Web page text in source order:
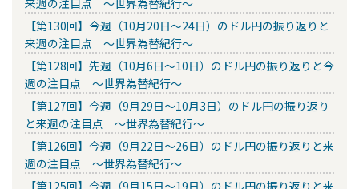
【第130回】今週（10月20日～24日）のドル円の振り返りと
来週の注目点 ～世界為替紀行～
【第128回】先週（10月6日～10日）のドル円の振り返りと今
週の注目点 ～世界為替紀行～
【第127回】今週（9月29日～10月3日）のドル円の振り返り
と来週の注目点 ～世界為替紀行～
【第126回】今週（9月22日～26日）のドル円の振り返りと来
週の注目点 ～世界為替紀行～
【第125回】今週（9月15日～19日）のドル円の振り返りと来